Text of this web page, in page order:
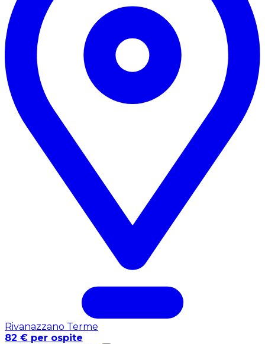
Rivanazzano Terme
82 € per ospite